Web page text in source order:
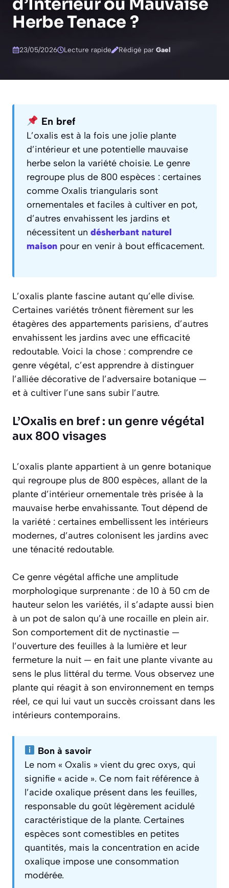
d’Intérieur ou Mauvaise
Herbe Tenace ?
23/05/2026 Lecture rapide Rédigé par Gael
En bref
L’oxalis est à la fois une jolie plante
d’intérieur et une potentielle mauvaise
herbe selon la variété choisie. Le genre
regroupe plus de 800 espèces : certaines
comme Oxalis triangularis sont
ornementales et faciles à cultiver en pot,
d’autres envahissent les jardins et
nécessitent un désherbant naturel
maison pour en venir à bout efficacement.
L’oxalis plante fascine autant qu’elle divise.
Certaines variétés trônent fièrement sur les
étagères des appartements parisiens, d’autres
envahissent les jardins avec une efficacité
redoutable. Voici la chose : comprendre ce
genre végétal, c’est apprendre à distinguer
l’alliée décorative de l’adversaire botanique —
et à cultiver l’une sans subir l’autre.
L’Oxalis en bref : un genre végétal
aux 800 visages
L’oxalis plante appartient à un genre botanique
qui regroupe plus de 800 espèces, allant de la
plante d’intérieur ornementale très prisée à la
mauvaise herbe envahissante. Tout dépend de
la variété : certaines embellissent les intérieurs
modernes, d’autres colonisent les jardins avec
une ténacité redoutable.
Ce genre végétal affiche une amplitude
morphologique surprenante : de 10 à 50 cm de
hauteur selon les variétés, il s’adapte aussi bien
à un pot de salon qu’à une rocaille en plein air.
Son comportement dit de nyctinastie —
l’ouverture des feuilles à la lumière et leur
fermeture la nuit — en fait une plante vivante au
sens le plus littéral du terme. Vous observez une
plante qui réagit à son environnement en temps
réel, ce qui lui vaut un succès croissant dans les
intérieurs contemporains.
Bon à savoir
Le nom « Oxalis » vient du grec oxys, qui
signifie « acide ». Ce nom fait référence à
l’acide oxalique présent dans les feuilles,
responsable du goût légèrement acidulé
caractéristique de la plante. Certaines
espèces sont comestibles en petites
quantités, mais la concentration en acide
oxalique impose une consommation
modérée.